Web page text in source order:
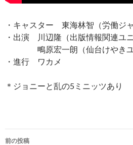
・キャスター 東海林智（労働ジ
・出演 川辺隆（出版情報関連ユニ
鴫原宏一朗（仙台けやきユ
・進行 ワカメ
＊ジョニーと乱の5ミニッツあり
前の投稿